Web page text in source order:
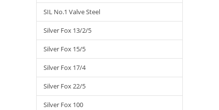
SIL No.1 Valve Steel
Silver Fox 13/2/5
Silver Fox 15/5
Silver Fox 17/4
Silver Fox 22/5
Silver Fox 100